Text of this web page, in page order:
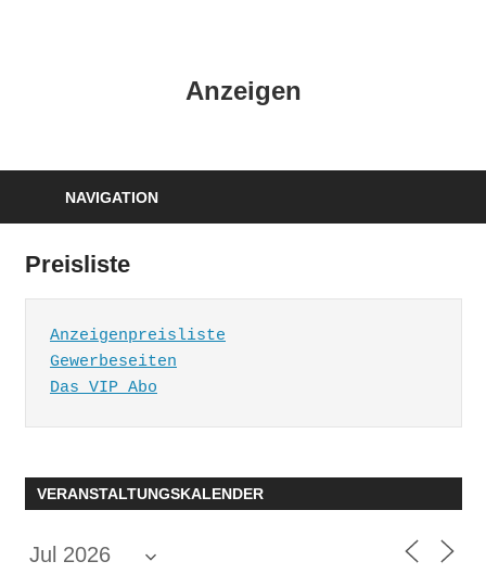
Anzeigen
NAVIGATION
Preisliste
Anzeigenpreisliste
Gewerbeseiten
Das VIP Abo
VERANSTALTUNGSKALENDER